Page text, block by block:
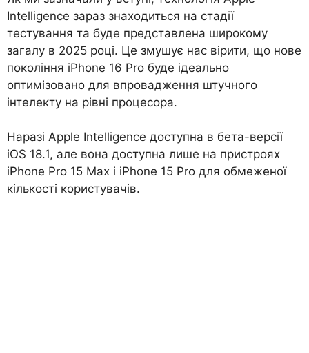
Intelligence зараз знаходиться на стадії
тестування та буде представлена ​​широкому
загалу в 2025 році. Це змушує нас вірити, що нове
покоління iPhone 16 Pro буде ідеально
оптимізовано для впровадження штучного
інтелекту на рівні процесора.
Наразі Apple Intelligence доступна в бета-версії
iOS 18.1, але вона доступна лише на пристроях
iPhone Pro 15 Max і iPhone 15 Pro для обмеженої
кількості користувачів.